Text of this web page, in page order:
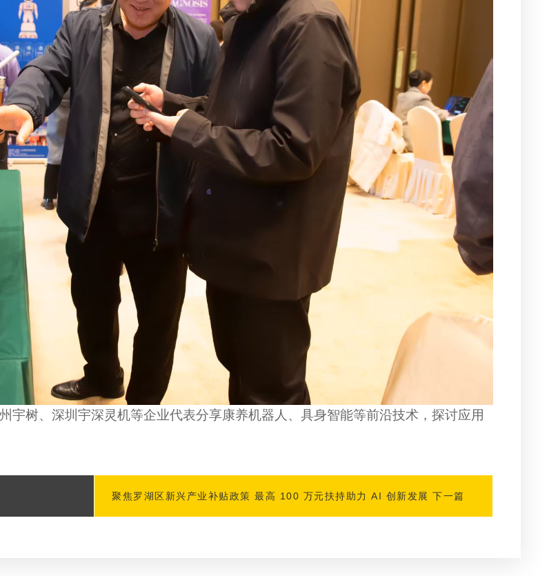
宇树、 深圳宇深灵机等企业代表分享康养机器人、具身智能等前沿技术，探讨应用
下一篇
聚焦罗湖区新兴产业补贴政策 最高 100 万元扶持助力 AI 创新发展